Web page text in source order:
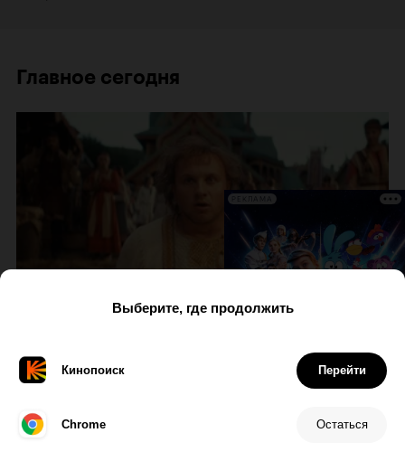
Главное сегодня
В фокусе
«Последний богатырь. Колобок»:
голосом Гарика Харламова